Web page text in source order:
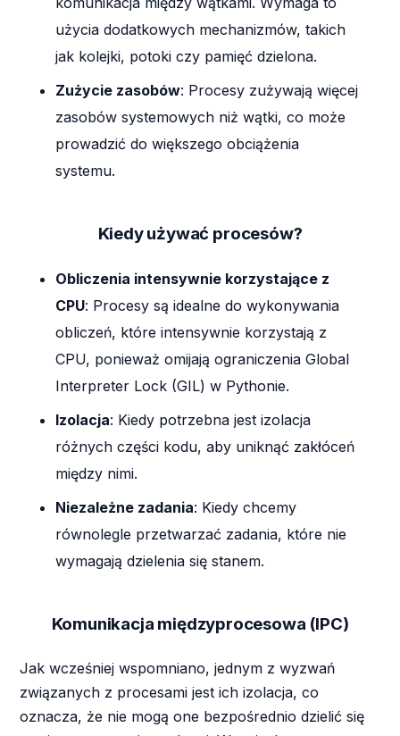
użycia dodatkowych mechanizmów, takich
jak kolejki, potoki czy pamięć dzielona.
Zużycie zasobów: Procesy zużywają więcej
zasobów systemowych niż wątki, co może
prowadzić do większego obciążenia
systemu.
Kiedy używać procesów?
Obliczenia intensywnie korzystające z
CPU: Procesy są idealne do wykonywania
obliczeń, które intensywnie korzystają z
CPU, ponieważ omijają ograniczenia Global
Interpreter Lock (GIL) w Pythonie.
Izolacja: Kiedy potrzebna jest izolacja
różnych części kodu, aby uniknąć zakłóceń
między nimi.
Niezależne zadania: Kiedy chcemy
równolegle przetwarzać zadania, które nie
wymagają dzielenia się stanem.
Komunikacja międzyprocesowa (IPC)
Jak wcześniej wspomniano, jednym z wyzwań
związanych z procesami jest ich izolacja, co
oznacza, że nie mogą one bezpośrednio dzielić się